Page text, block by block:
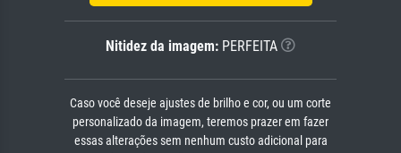
Nitidez da imagem: PERFEITA
Caso você deseje ajustes de brilho e cor, ou um corte
personalizado da imagem, teremos prazer em fazer
essas alterações sem nenhum custo adicional para